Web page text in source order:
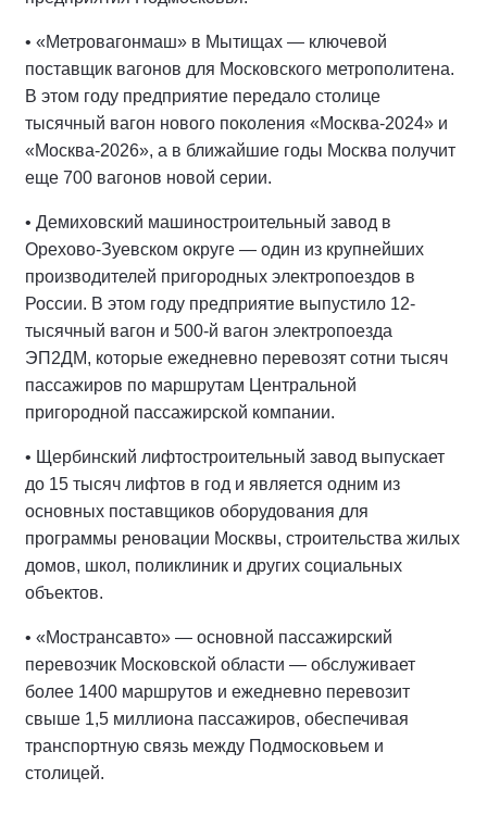
• «Метровагонмаш» в Мытищах — ключевой
поставщик вагонов для Московского метрополитена.
В этом году предприятие передало столице
тысячный вагон нового поколения «Москва-2024» и
«Москва-2026», а в ближайшие годы Москва получит
еще 700 вагонов новой серии.
• Демиховский машиностроительный завод в
Орехово-Зуевском округе — один из крупнейших
производителей пригородных электропоездов в
России. В этом году предприятие выпустило 12-
тысячный вагон и 500-й вагон электропоезда
ЭП2ДМ, которые ежедневно перевозят сотни тысяч
пассажиров по маршрутам Центральной
пригородной пассажирской компании.
• Щербинский лифтостроительный завод выпускает
до 15 тысяч лифтов в год и является одним из
основных поставщиков оборудования для
программы реновации Москвы, строительства жилых
домов, школ, поликлиник и других социальных
объектов.
• «Мострансавто» — основной пассажирский
перевозчик Московской области — обслуживает
более 1400 маршрутов и ежедневно перевозит
свыше 1,5 миллиона пассажиров, обеспечивая
транспортную связь между Подмосковьем и
столицей.